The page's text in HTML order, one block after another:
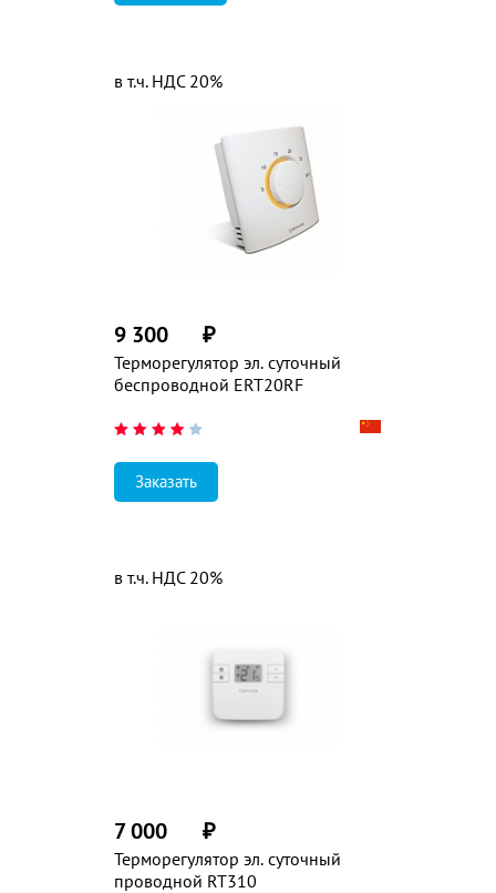
Терморегулятор эл. суточный
беспроводной ERT20RF
9 300 ₽
в т.ч. НДС 20%
Заказать
Терморегулятор эл. суточный
проводной RT310
7 000 ₽
в т.ч. НДС 20%